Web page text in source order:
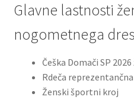
Glavne lastnosti
nogometnega
Češka Domači SP
Rdeča
Ženski športni kroj